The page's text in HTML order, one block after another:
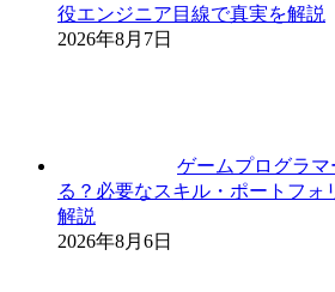
役エンジニア目線で真実を解説
2026年8月7日
ゲームプログラ
る？必要なスキル・ポートフォ
解説
2026年8月6日